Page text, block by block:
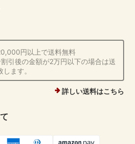
円以上で送料無料
引後の金額が2万円以下の場合は送
ます。
詳しい送料はこちら